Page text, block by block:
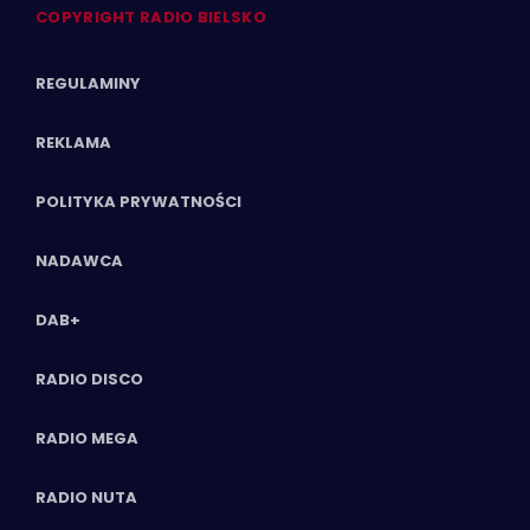
COPYRIGHT RADIO BIELSKO
REGULAMINY
REKLAMA
POLITYKA PRYWATNOŚCI
NADAWCA
DAB+
RADIO DISCO
RADIO MEGA
RADIO NUTA